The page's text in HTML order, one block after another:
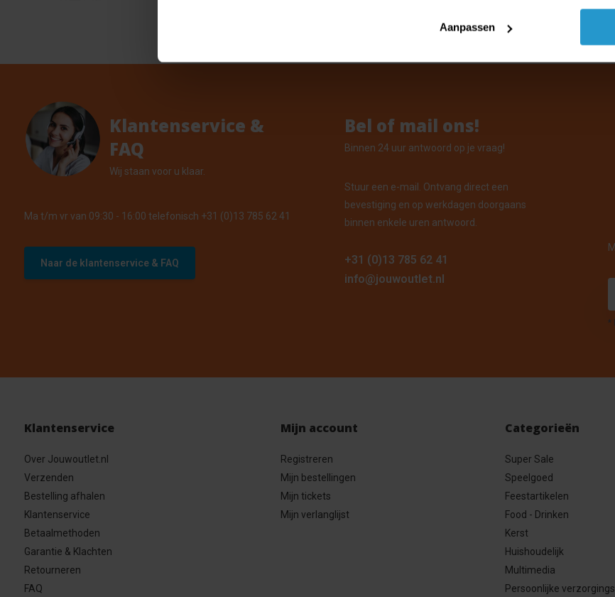
Aanpassen
Klantenservice &
FAQ
Wij staan voor u klaar.
Ma t/m vr van 09:30 - 16:00 telefonisch +31 (0)13 785 62 41
Naar de klantenservice & FAQ
Bel of mail ons!
Binnen 24 uur antwoord op je vraag!
Stuur een e-mail. Ontvang direct een
bevestiging en op werkdagen doorgaans
binnen enkele uren antwoord.
+31 (0)13 785 62 41
info@jouwoutlet.nl
*
Klantenservice
Over Jouwoutlet.nl
Verzenden
Bestelling afhalen
Klantenservice
Betaalmethoden
Garantie & Klachten
Retourneren
FAQ
Mijn account
Registreren
Mijn bestellingen
Mijn tickets
Mijn verlanglijst
Categorieën
Super Sale
Speelgoed
Feestartikelen
Food - Drinken
Kerst
Huishoudelijk
Multimedia
Persoonlijke